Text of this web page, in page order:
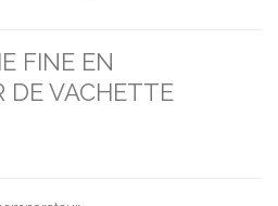
FINE EN
DE VACHETTE